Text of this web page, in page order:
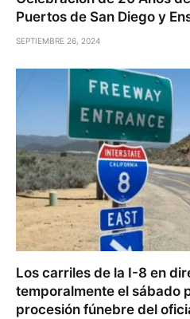
Puertos de San Diego y
SEPTIEMBRE 26, 2024
Los carriles de la I-8 en
temporalmente el sábado
procesión fúnebre del